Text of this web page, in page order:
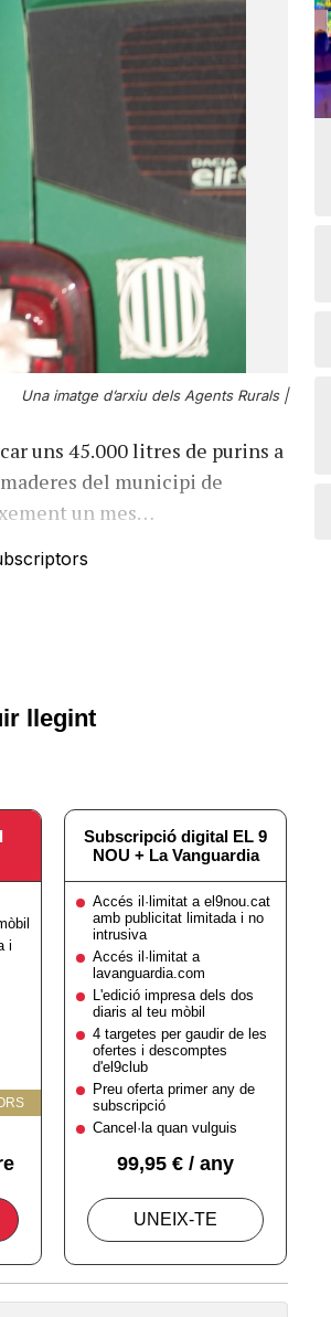
Una imatge d’arxiu dels Agents Rurals |
uns 45.000 litres de purins a
del municipi de
un mes…